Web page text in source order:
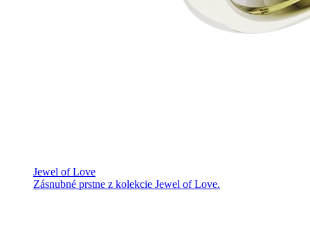
Jewel of Love
Zásnubné prstne z kolekcie Jewel of Love.